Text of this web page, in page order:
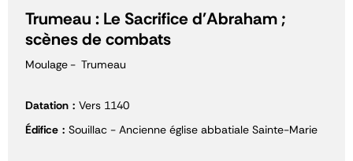
Trumeau : Le Sacrifice d'Abraham ;
scènes de combats
Moulage Trumeau
Datation
Vers 1140
Édifice
Souillac - Ancienne église abbatiale Sainte-Marie